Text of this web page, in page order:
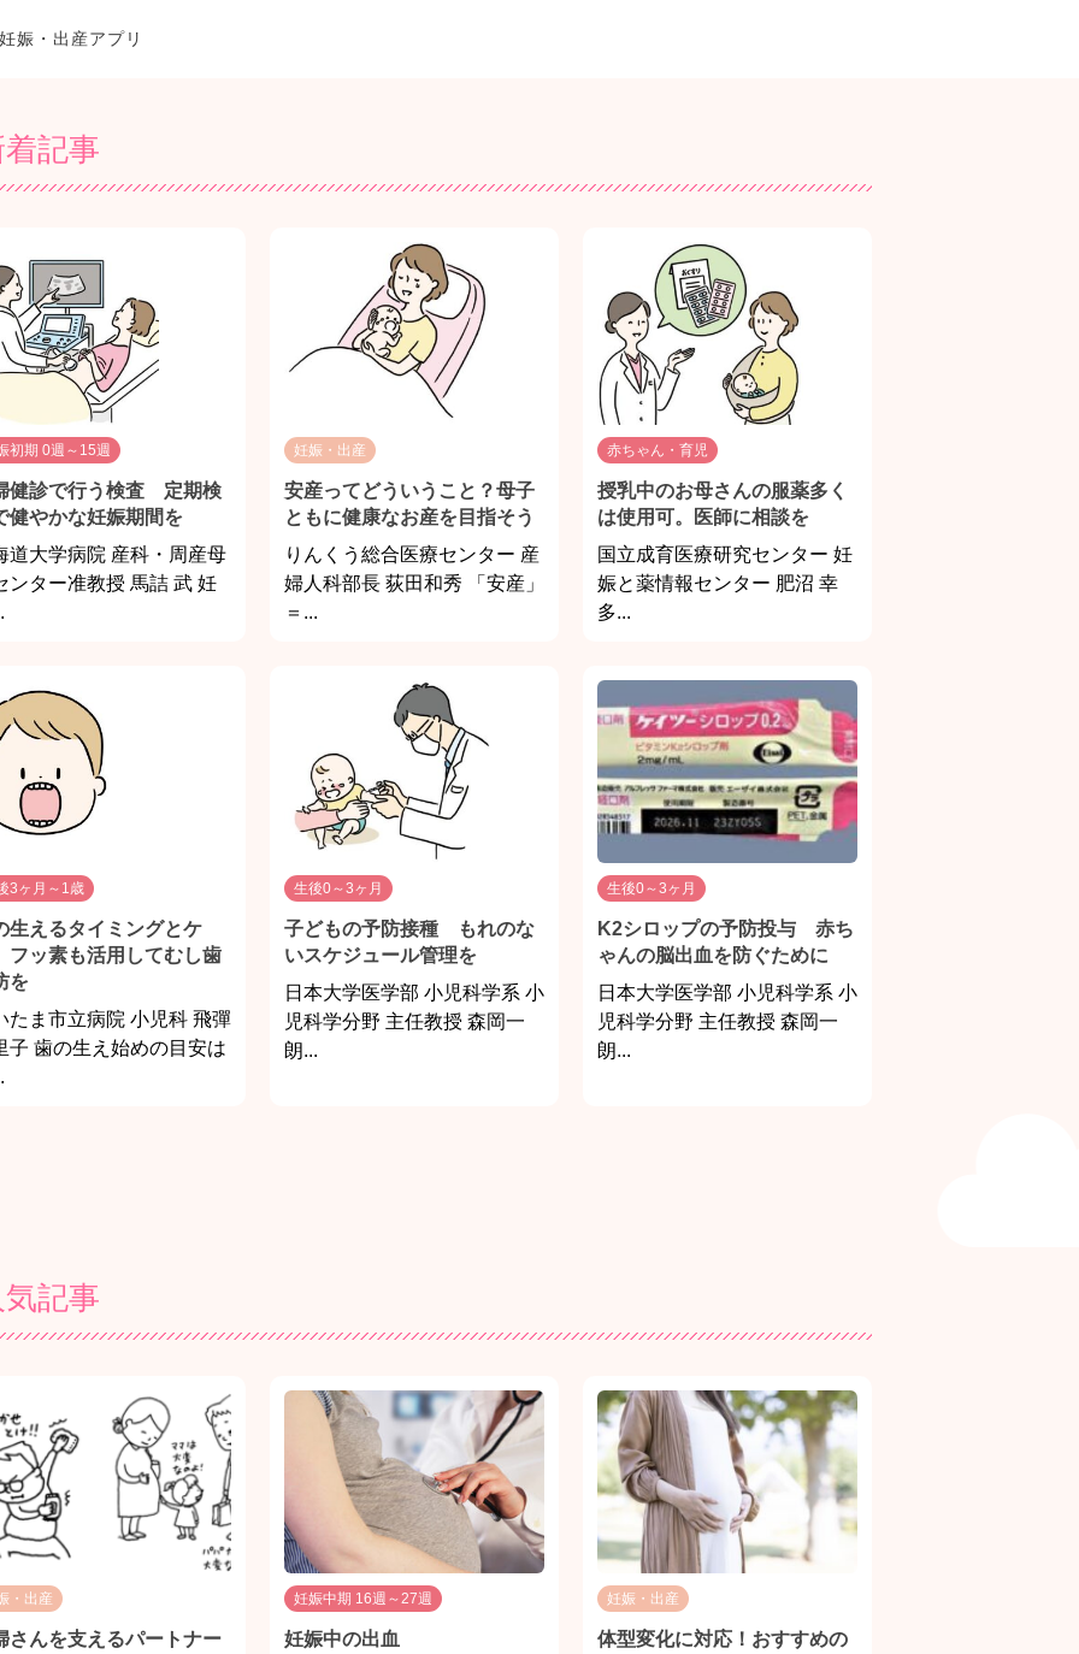
娠・出産アプリ
記事
初期 0週～15週
健診で行う検査 定期検
健やかな妊娠期間を
道大学病院 産科・周産母
ンター准教授 馬詰 武 妊
妊娠・出産
安産ってどういうこと？母子
ともに健康なお産を目指そう
りんくう総合医療センター 産
婦人科部長 荻田和秀 「安産」
＝...
赤ちゃん・育児
授乳中のお母さんの服薬多く
は使用可。医師に相談を
国立成育医療研究センター 妊
娠と薬情報センター 肥沼 幸
多...
3ヶ月～1歳
生えるタイミングとケ
ッ素も活用してむし歯
を
たま市立病院 小児科 飛彈
子 歯の生え始めの目安は
生後0～3ヶ月
子どもの予防接種 もれのな
いスケジュール管理を
日本大学医学部 小児科学系 小
児科学分野 主任教授 森岡一
朗...
生後0～3ヶ月
K2シロップの予防投与 赤ち
ゃんの脳出血を防ぐために
日本大学医学部 小児科学系 小
児科学分野 主任教授 森岡一
朗...
記事
・出産
さんを支えるパートナー
妊娠中期 16週～27週
妊娠中の出血
妊娠・出産
体型変化に対応！おすすめの